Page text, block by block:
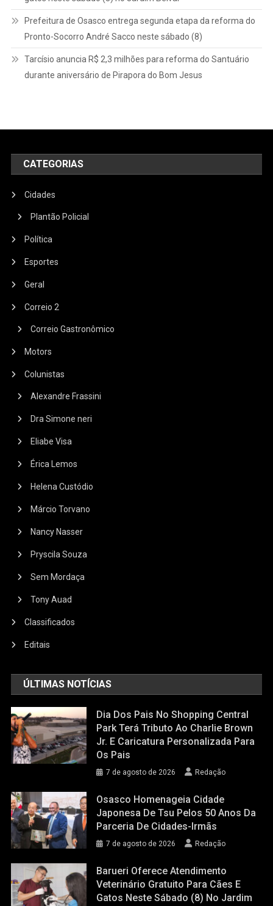
Prefeitura de Osasco entrega segunda etapa da reforma do
Pronto-Socorro André Sacco neste sábado (8)
Tarcísio anuncia R$ 2,3 milhões para reforma do Santuário
durante aniversário de Pirapora do Bom Jesus
CATEGORIAS
Cidades
Plantão Policial
Política
Esportes
Geral
Correio 2
Correio Gastronômico
Motors
Colunistas
Alexandre Frassini
Dra Simone neri
Eliabe Visa
Érica Lemos
Helena Custódio
Márcio Torvano
Nancy Nasser
Pryscila Souza
Sem Mordaça
Tony Auad
Classificados
Editais
ÚLTIMAS NOTÍCIAS
Dia Dos Pais No Shopping Central
Park Terá Tributo Ao Charlie Brown
Jr. E Caricatura Personalizada Para
Os Pais
7 de agosto de 2026 Redação
Osasco Homenageia Cidade
Japonesa De Tsu Pelos 50 Anos Da
Parceria De Cidades-Irmãs
7 de agosto de 2026 Redação
Barueri Oferece Atendimento
Veterinário Gratuito Para Cães E
Gatos Neste Sábado (8) No Jardim